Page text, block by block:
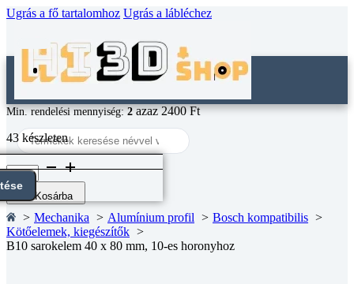
Ugrás a fő tartalomhoz Ugrás a lábléchez
Search
...
Min. rendelési mennyiség:2azaz 2400 Ft
43 készleten
B10
sarokelem
40
x
80
mm,
10-
Kosárba
Mechanika Alumínium profil
Bosch kompatibilis
Kötőelemek, kiegészítők
B10 sarokelem 40 x 80 mm, 10-es horonyhoz